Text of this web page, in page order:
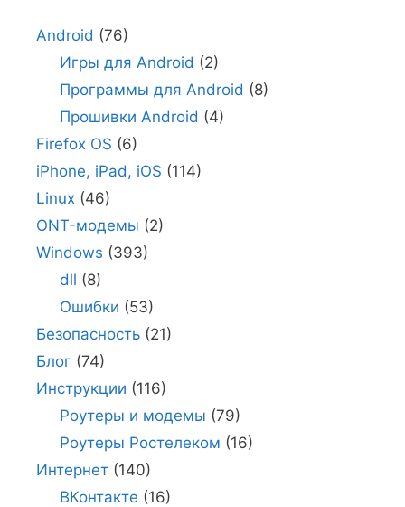
Android (76)
Игры для Android (2)
Программы для Android (8)
Прошивки Android (4)
Firefox OS (6)
iPhone, iPad, iOS (114)
Linux (46)
ONT-модемы (2)
Windows (393)
dll (8)
Ошибки (53)
Безопасность (21)
Блог (74)
Инструкции (116)
Роутеры и модемы (79)
Роутеры Ростелеком (16)
Интернет (140)
ВКонтакте (16)